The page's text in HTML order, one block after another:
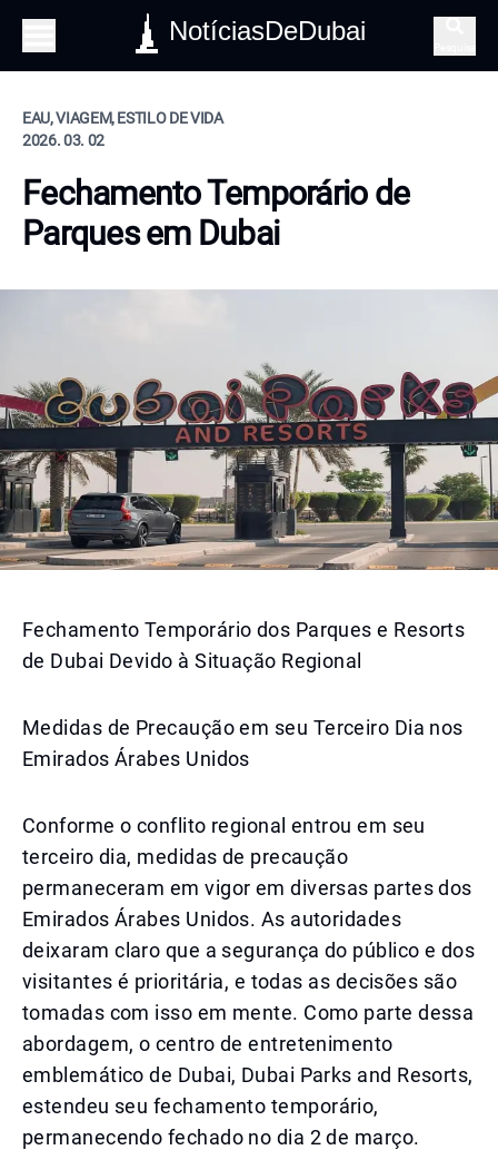
NotíciasDeDubai
EAU, VIAGEM, ESTILO DE VIDA
2026. 03. 02
Fechamento Temporário de
Parques em Dubai
Fechamento Temporário dos Parques e Resorts
de Dubai Devido à Situação Regional
Medidas de Precaução em seu Terceiro Dia nos
Emirados Árabes Unidos
Conforme o conflito regional entrou em seu
terceiro dia, medidas de precaução
permaneceram em vigor em diversas partes dos
Emirados Árabes Unidos. As autoridades
deixaram claro que a segurança do público e dos
visitantes é prioritária, e todas as decisões são
tomadas com isso em mente. Como parte dessa
abordagem, o centro de entretenimento
emblemático de Dubai, Dubai Parks and Resorts,
estendeu seu fechamento temporário,
permanecendo fechado no dia 2 de março.